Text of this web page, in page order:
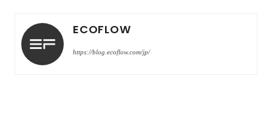
ECOFLOW
https://blog.ecoflow.com/jp/